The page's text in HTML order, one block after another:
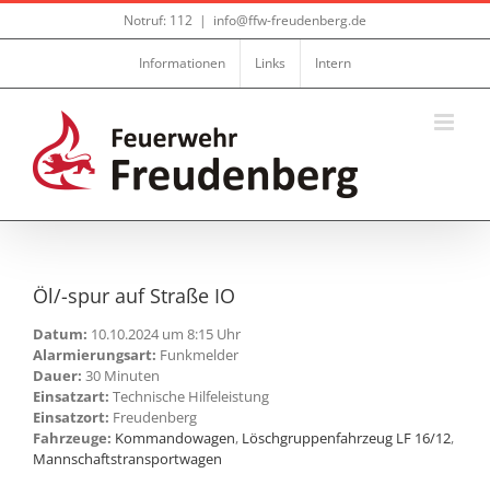
Zum
Notruf: 112 | info@ffw-freudenberg.de
Informationen Links Intern
Öl/-spur auf Straße IO
Datum: 10.10.2024 um 8:15 Uhr
Alarmierungsart: Funkmelder
Dauer: 30 Minuten
Einsatzart: Technische Hilfeleistung
Einsatzort: Freudenberg
Fahrzeuge: Kommandowagen, Löschgruppenfahrzeug LF 16/12,
Mannschaftstransportwagen